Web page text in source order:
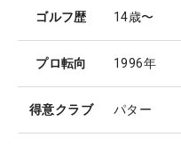
ゴルフ歴 14歳〜
プロ転向 1996年
得意クラブ パター